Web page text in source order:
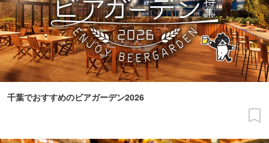
千葉でおすすめのビアガーデン2026